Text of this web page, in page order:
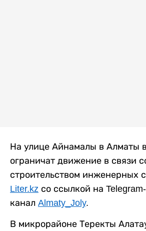
На улице Айнамалы в Алматы
ограничат движение в связи
строительством инженерных
Liter.kz со ссылкой на Telegram-
канал Almaty_Joly.
В микрорайоне Теректы